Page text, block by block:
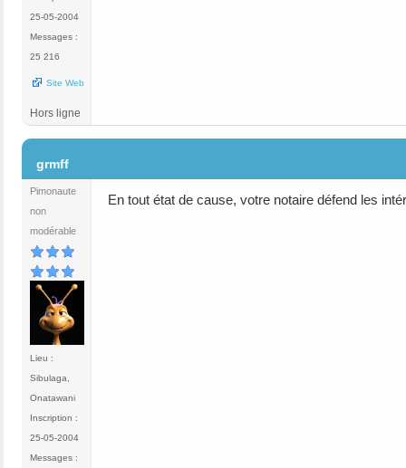
25-05-2004
Messages :
25 216
Site Web
Hors ligne
grmff
Pimonaute
non
modérable
Lieu :
Sibulaga,
Onatawani
Inscription :
25-05-2004
Messages :
En tout état de cause, votre notaire défend les